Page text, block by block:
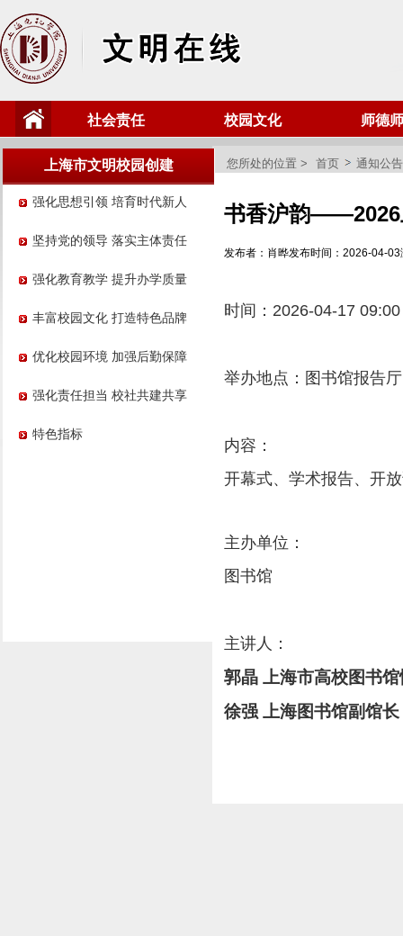
上海市文明校园创建
强化思想引领 培育时代新人
坚持党的领导 落实主体责任
强化教育教学 提升办学质量
丰富校园文化 打造特色品牌
优化校园环境 加强后勤保障
强化责任担当 校社共建共享
特色指标
书香沪韵——2026
发布者：肖晔发布时间：2026-04-03
时间： 2026-04-17 09:00
举办地点： 图书馆报告
内容：
开幕式、学术报告、开
主办单位：
图书馆
主讲人：
郭晶 上海市高校图书
徐强 上海图书馆副馆长
社会责任 校园文化 师德
您所处的位置 > 首页 通知公告